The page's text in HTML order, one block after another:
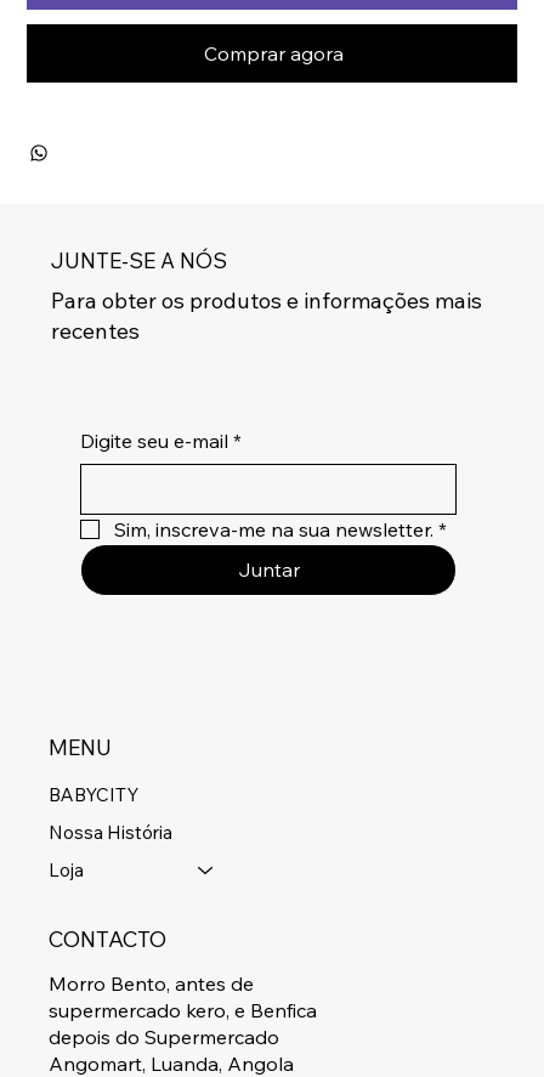
Comprar agora
JUNTE-SE A NÓS
Para obter os produtos e informações mais
recentes
Digite seu e-mail *
Sim, inscreva-me na sua newsletter. *
Juntar
MENU
BABYCITY
Nossa História
Loja
CONTACTO
Morro Bento, antes de
supermercado kero, e Benfica
depois do Supermercado
Angomart, Luanda, Angola